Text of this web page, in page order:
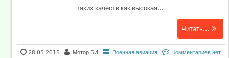
таких качеств как высокая...
Читать...
28.05.2015 Мотор БИ Военная авиация Комментариев нет